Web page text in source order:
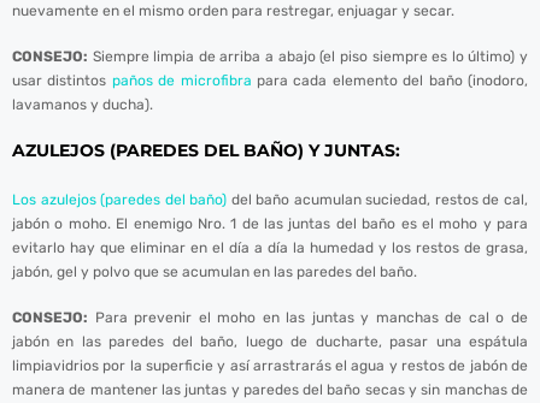
nuevamente en el mismo orden para restregar, enjuagar y secar.
CONSEJO: Siempre limpia de arriba a abajo (el piso siempre es lo último) y
usar distintos paños de microfibra para cada elemento del baño (inodoro,
lavamanos y ducha).
AZULEJOS (PAREDES DEL BAÑO) Y JUNTAS:
Los azulejos (paredes del baño) del baño acumulan suciedad, restos de cal,
jabón o moho. El enemigo Nro. 1 de las juntas del baño es el moho y para
evitarlo hay que eliminar en el día a día la humedad y los restos de grasa,
jabón, gel y polvo que se acumulan en las paredes del baño.
CONSEJO: Para prevenir el moho en las juntas y manchas de cal o de
jabón en las paredes del baño, luego de ducharte, pasar una espátula
limpiavidrios por la superficie y así arrastrarás el agua y restos de jabón de
manera de mantener las juntas y paredes del baño secas y sin manchas de